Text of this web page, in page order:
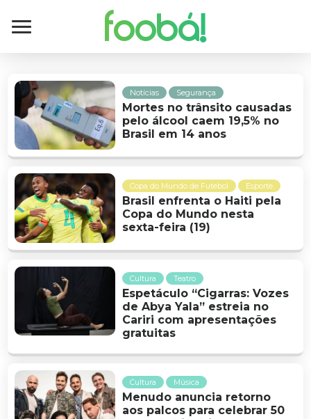
foobá!
Notícias Segurança
Mortes no trânsito causadas
pelo álcool caem 19,5% no
Brasil em 14 anos
Copa do Mundo de Futebol Esporte
Brasil enfrenta o Haiti pela
Copa do Mundo nesta
sexta-feira (19)
Cultura Teatro
Espetáculo “Cigarras: Vozes
de Abya Yala” estreia no
Cariri com apresentações
gratuitas
Cultura Música
Menudo anuncia retorno
aos palcos para celebrar 50